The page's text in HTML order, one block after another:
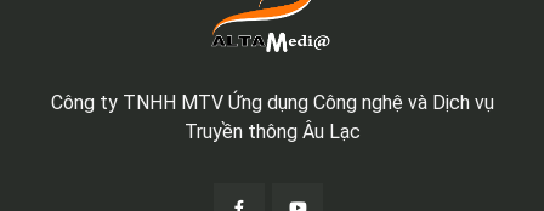
Công ty TNHH MTV Ứng dụng Công nghệ và Dịch vụ
Truyền thông Âu Lạc